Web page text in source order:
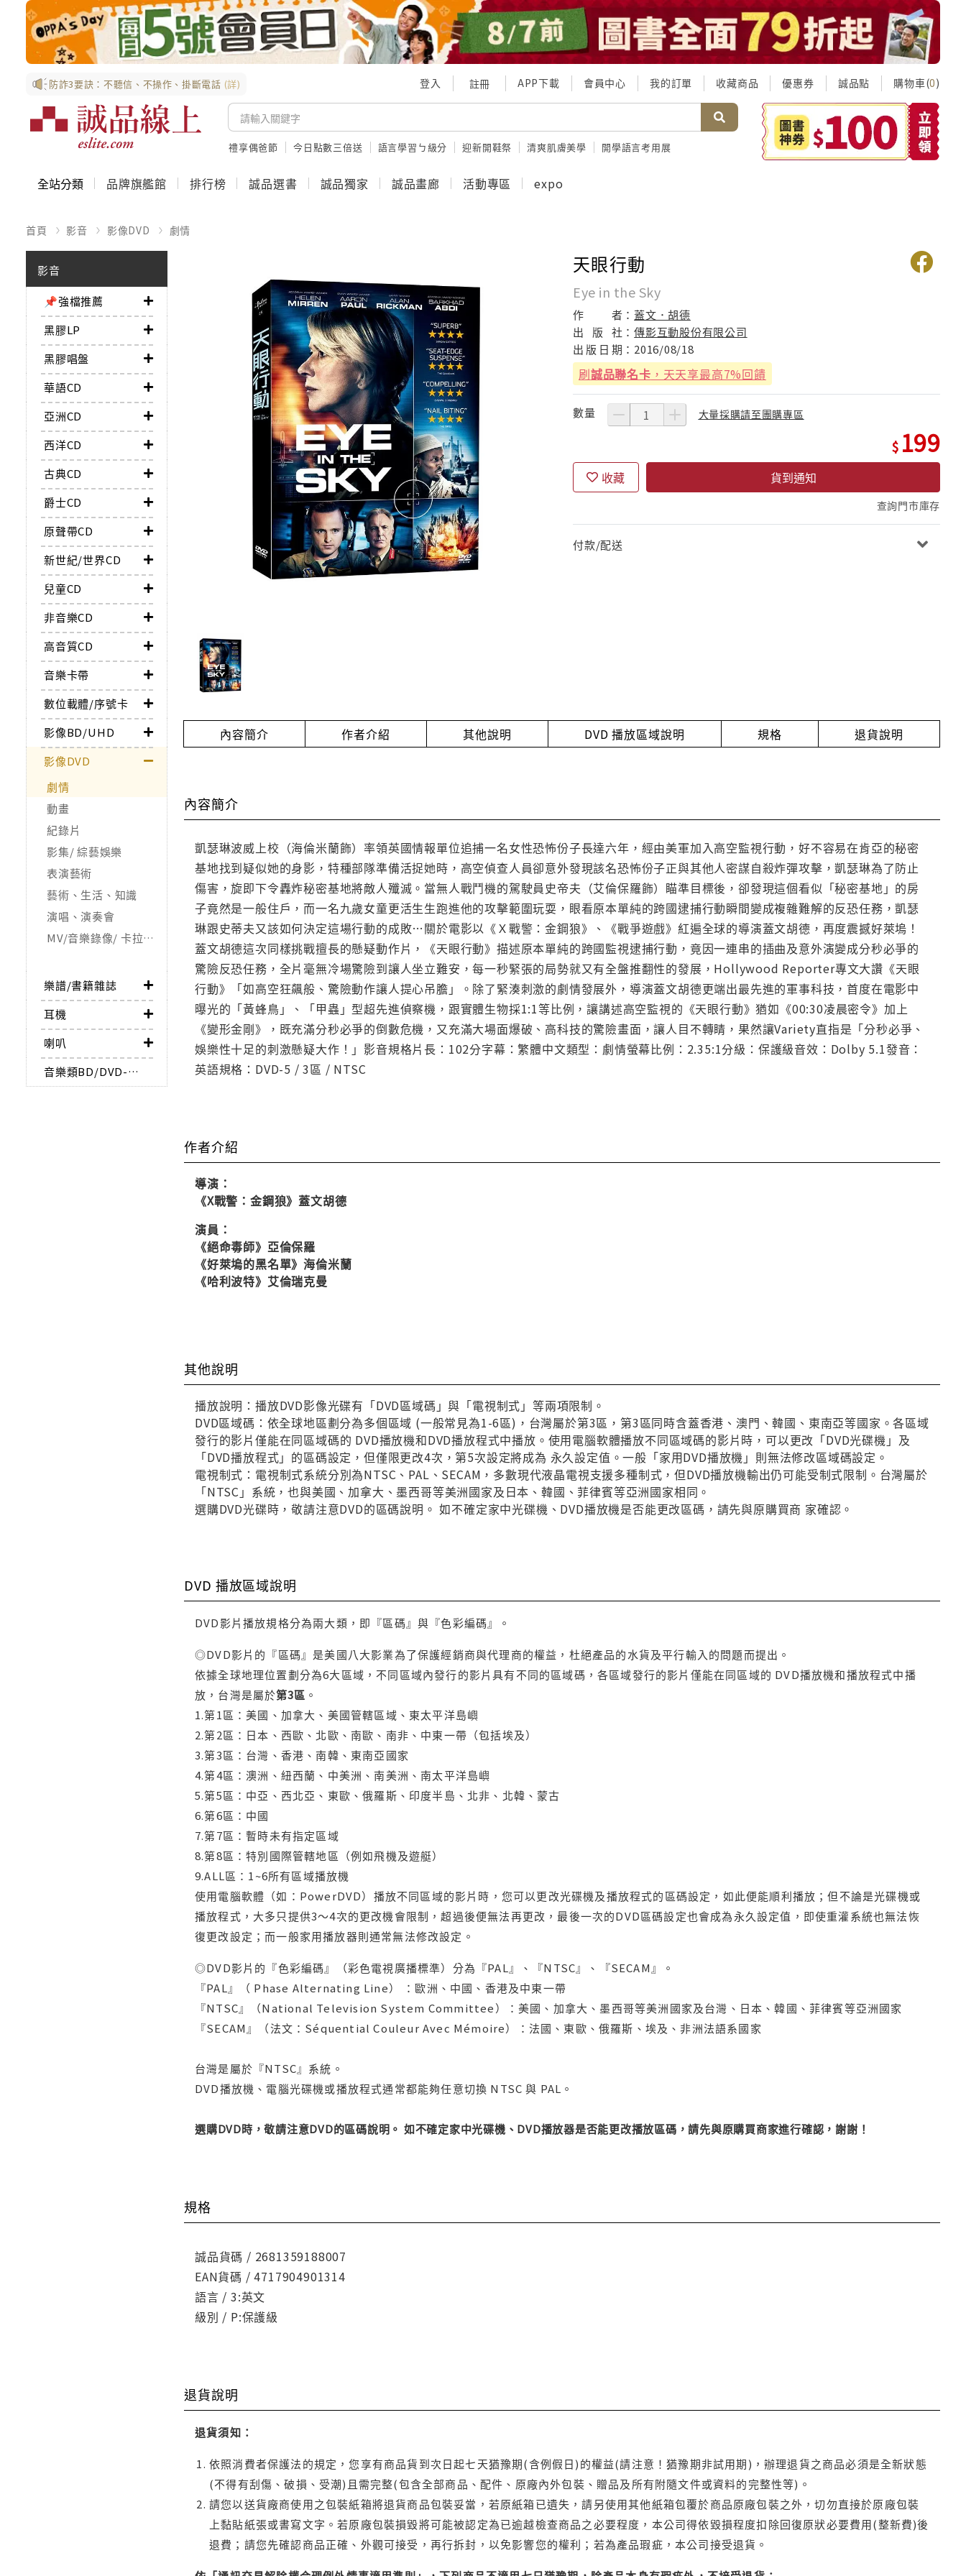
防詐3要訣：不聽信、不操作、掛斷電話 (詳) 登入 註冊 APP下載 會員中心 我的訂單 收藏商品 優惠券 誠品點 購物車(0)
禮享偶爸節 今日點數三倍送 語言學習ㄅ級分 迎新開鞋祭 清爽肌膚美學 開學語言考用展
全站分類 品牌旗艦館 排行榜 誠品選書 誠品獨家 誠品畫廊 活動專區 expo
首頁 影音 影像DVD 劇情
影音
📌強檔推薦
黑膠LP
黑膠唱盤
華語CD
亞洲CD
西洋CD
古典CD
爵士CD
原聲帶CD
新世紀/世界CD
兒童CD
非音樂CD
高音質CD
音樂卡帶
數位載體/序號卡
影像BD/UHD
影像DVD
劇情
動畫
紀錄片
影集/ 綜藝娛樂
表演藝術
藝術、生活、知識
演唱、演奏會
MV/音樂錄像/ 卡拉OK
樂譜/書籍雜誌
耳機
喇叭
音樂類BD/DVD-AUDIO
天眼行動
Eye in the Sky
作 者： 蓋文．胡德
出
版 社：傳影互動股份有限公司
出 版 日 期： 2016/08/18
刷誠品聯名卡 ，天天享最高7%回饋
數量 大量採購請至團購專區
199
收藏 貨到通知
查詢門市庫存
付款/配送
內容簡介 作者介紹 其他說明 DVD 播放區域說明 規格 退貨說明
內容簡介
凱瑟琳波威上校（海倫米蘭飾）率領英國情報單位追捕一名女性恐怖份子長達六年，經由美軍加入高空監視行動，好不容易在肯亞的秘密
基地找到疑似她的身影，特種部隊準備活捉她時，高空偵查人員卻意外發現該名恐怖份子正與其他人密謀自殺炸彈攻擊，凱瑟琳為了防止
傷害，旋即下令轟炸秘密基地將敵人殲滅。當無人戰鬥機的駕駛員史帝夫（艾倫保羅飾）瞄準目標後，卻發現這個看似「秘密基地」的房
子竟然是一般住戶，而一名九歲女童更活生生跑進他的攻擊範圍玩耍，眼看原本單純的跨國逮捕行動瞬間變成複雜難解的反恐任務，凱瑟
琳跟史蒂夫又該如何決定這場行動的成敗…關於電影以《Ｘ戰警：金鋼狼》、《戰爭遊戲》紅遍全球的導演蓋文胡德，再度震撼好萊塢！
蓋文胡德這次同樣挑戰擅長的懸疑動作片，《天眼行動》描述原本單純的跨國監視逮捕行動，竟因一連串的插曲及意外演變成分秒必爭的
驚險反恐任務，全片毫無冷場驚險到讓人坐立難安，每一秒緊張的局勢就又有全盤推翻性的發展，Hollywood Reporter專文大讚《天眼
行動》「如高空狂飆般、驚險動作讓人提心吊膽」。除了緊湊刺激的劇情發展外，導演蓋文胡德更端出最先進的軍事科技，首度在電影中
曝光的「黃蜂鳥」、「甲蟲」型超先進偵察機，跟實體生物採1:1等比例，讓講述高空監視的《天眼行動》猶如《00:30凌晨密令》加上
《變形金剛》，既充滿分秒必爭的倒數危機，又充滿大場面爆破、高科技的驚險畫面，讓人目不轉睛，果然讓Variety直指是「分秒必爭、
娛樂性十足的刺激懸疑大作！」影音規格片長：102分字幕：繁體中文類型：劇情螢幕比例：2.35:1分級：保護級音效：Dolby 5.1發音：
英語規格：DVD-5 / 3區 / NTSC
作者介紹
導演：
《X戰警：金鋼狼》蓋文胡德
演員：
《絕命毒師》亞倫保羅
《好萊塢的黑名單》海倫米蘭
《哈利波特》艾倫瑞克曼
其他說明
播放說明：播放DVD影像光碟有「DVD區域碼」與「電視制式」等兩項限制。
DVD區域碼：依全球地區劃分為多個區域 (一般常見為1-6區)，台灣屬於第3區，第3區同時含蓋香港、澳門、韓國、東南亞等國家。各區域
發行的影片僅能在同區域碼的 DVD播放機和DVD播放程式中播放。使用電腦軟體播放不同區域碼的影片時，可以更改「DVD光碟機」及
「DVD播放程式」的區碼設定，但僅限更改4次，第5次設定將成為 永久設定值。一般「家用DVD播放機」則無法修改區域碼設定。
電視制式：電視制式系統分別為NTSC、PAL、SECAM，多數現代液晶電視支援多種制式，但DVD播放機輸出仍可能受制式限制。台灣屬於
「NTSC」系統，也與美國、加拿大、墨西哥等美洲國家及日本、韓國、菲律賓等亞洲國家相同。
選購DVD光碟時，敬請注意DVD的區碼說明。 如不確定家中光碟機、DVD播放機是否能更改區碼，請先與原購買商 家確認。
DVD 播放區域說明
DVD影片播放規格分為兩大類，即『區碼』與『色彩編碼』。
◎DVD影片的『區碼』是美國八大影業為了保護經銷商與代理商的權益，杜絕產品的水貨及平行輸入的問題而提出。
依據全球地理位置劃分為6大區域，不同區域內發行的影片具有不同的區域碼，各區域發行的影片僅能在同區域的 DVD播放機和播放程式中播
放，台灣是屬於第3區 。
1.第1區：美國、加拿大、美國管轄區域、東太平洋島嶼
2.第2區：日本、西歐、北歐、南歐、南非、中東一帶（包括埃及）
3.第3區：台灣、香港、南韓、東南亞國家
4.第4區：澳洲、紐西蘭、中美洲、南美洲、南太平洋島嶼
5.第5區：中亞、西北亞、東歐、俄羅斯、印度半島、北非、北韓、蒙古
6.第6區：中國
7.第7區：暫時未有指定區域
8.第8區：特別國際管轄地區（例如飛機及遊艇）
9.ALL區：1~6所有區域播放機
使用電腦軟體（如：PowerDVD）播放不同區域的影片時，您可以更改光碟機及播放程式的區碼設定，如此便能順利播放；但不論是光碟機或
播放程式，大多只提供3～4次的更改機會限制，超過後便無法再更改，最後一次的DVD區碼設定也會成為永久設定值，即使重灌系統也無法恢
復更改設定；而一般家用播放器則通常無法修改設定。
◎DVD影片的『色彩編碼』（彩色電視廣播標準）分為『PAL』、『NTSC』、『SECAM』。
『PAL』（ Phase Alternating Line） ：歐洲、中國、香港及中東一帶
『NTSC』（National Television System Committee）：美國、加拿大、墨西哥等美洲國家及台灣、日本、韓國、菲律賓等亞洲國家
『SECAM』（法文：Séquential Couleur Avec Mémoire）：法國、東歐、俄羅斯、埃及、非洲法語系國家
台灣是屬於『NTSC』系統。
DVD播放機、電腦光碟機或播放程式通常都能夠任意切換 NTSC 與 PAL。
選購DVD時，敬請注意DVD的區碼說明。 如不確定家中光碟機、DVD播放器是否能更改播放區碼，請先與原購買商家進行確認，謝謝！
規格
誠品貨碼 / 2681359188007
EAN貨碼 / 4717904901314
語言 / 3:英文
級別 / P:保護級
退貨說明
退貨須知：
依照消費者保護法的規定，您享有商品貨到次日起七天猶豫期(含例假日)的權益(請注意！猶豫期非試用期)，辦理退貨之商品必須是全新狀態
(不得有刮傷、破損、受潮)且需完整(包含全部商品、配件、原廠內外包裝、贈品及所有附隨文件或資料的完整性等)。
請您以送貨廠商使用之包裝紙箱將退貨商品包裝妥當，若原紙箱已遺失，請另使用其他紙箱包覆於商品原廠包裝之外，切勿直接於原廠包裝
上黏貼紙張或書寫文字。若原廠包裝損毀將可能被認定為已逾越檢查商品之必要程度，本公司得依毀損程度扣除回復原狀必要費用(整新費)後
退費；請您先確認商品正確、外觀可接受，再行拆封，以免影響您的權利；若為產品瑕疵，本公司接受退貨。